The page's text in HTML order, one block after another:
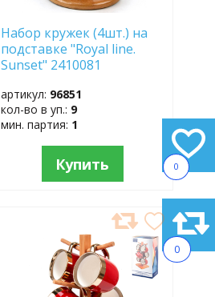
0
0
Набор кружек (4шт.) на
подставке "Royal line.
Sunset" 2410081
артикул: 96851
кол-во в уп.: 9
мин. партия: 1
Купить
ИЗБРАННОЕ